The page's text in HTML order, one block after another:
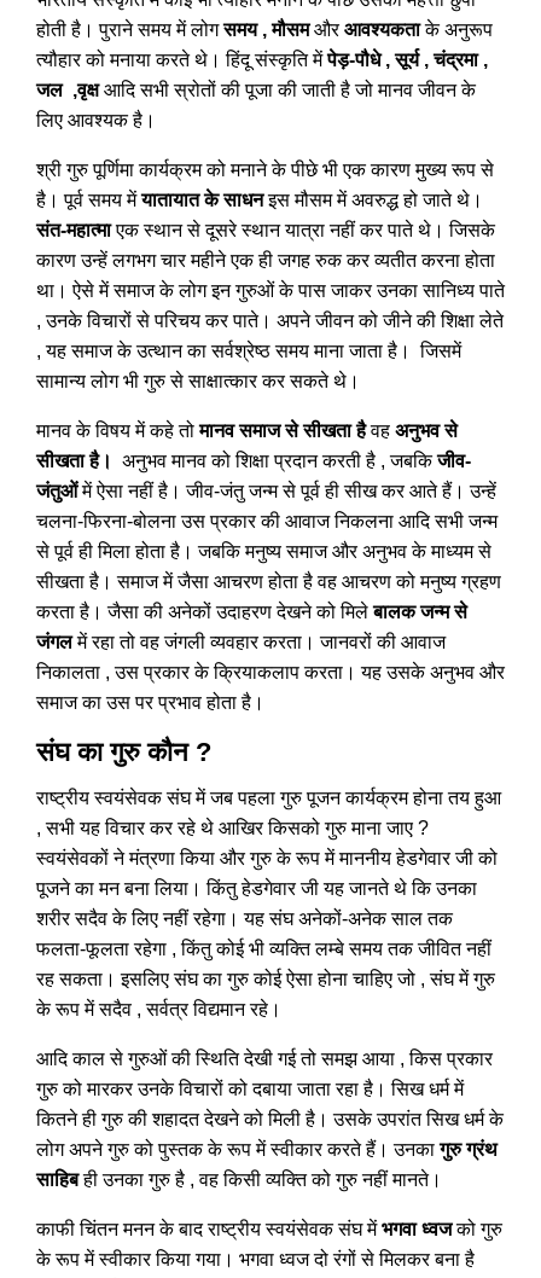
होती है। पुराने समय में लोगसमय , मौसमऔरआवश्यकताके अनुरूप
त्यौहार को मनाया करते थे। हिंदू संस्कृति मेंपेड़-पौधे , सूर्य , चंद्रमा ,
जल ,वृक्षआदि सभी स्रोतों की पूजा की जाती है जो मानव जीवन के
लिए आवश्यक है।
श्री गुरु पूर्णिमा कार्यक्रम को मनाने के पीछे भी एक कारण मुख्य रूप से
है। पूर्व समय मेंयातायात के साधनइस मौसम में अवरुद्ध हो जाते थे।
संत-महात्माएक स्थान से दूसरे स्थान यात्रा नहीं कर पाते थे। जिसके
कारण उन्हें लगभग चार महीने एक ही जगह रुक कर व्यतीत करना होता
था। ऐसे में समाज के लोग इन गुरुओं के पास जाकर उनका सानिध्य पाते
, उनके विचारों से परिचय कर पाते। अपने जीवन को जीने की शिक्षा लेते
, यह समाज के उत्थान का सर्वश्रेष्ठ समय माना जाता है। जिसमें
सामान्य लोग भी गुरु से साक्षात्कार कर सकते थे।
मानव के विषय में कहे तोमानव समाज से सीखता हैवह अनुभव से
सीखता है।
अनुभव मानव को शिक्षा प्रदान करती है , जबकिजीव-
जंतुओंमें ऐसा नहीं है। जीव-जंतु जन्म से पूर्व ही सीख कर आते हैं। उन्हें
चलना-फिरना-बोलना उस प्रकार की आवाज निकलना आदि सभी जन्म
से पूर्व ही मिला होता है। जबकि मनुष्य समाज और अनुभव के माध्यम से
सीखता है। समाज में जैसा आचरण होता है वह आचरण को मनुष्य ग्रहण
करता है। जैसा की अनेकों उदाहरण देखने को मिलेबालक जन्म से
जंगलमें रहा तो वह जंगली व्यवहार करता। जानवरों की आवाज
निकालता , उस प्रकार के क्रियाकलाप करता। यह उसके अनुभव और
समाज का उस पर प्रभाव होता है।
संघ का गुरु कौन ?
राष्ट्रीय स्वयंसेवक संघ में जब पहला गुरु पूजन कार्यक्रम होना तय हुआ
, सभी यह विचार कर रहे थे आखिर किसको गुरु माना जाए ?
स्वयंसेवकों ने मंत्रणा किया और गुरु के रूप में माननीय हेडगेवार जी को
पूजने का मन बना लिया। किंतु हेडगेवार जी यह जानते थे कि उनका
शरीर सदैव के लिए नहीं रहेगा। यह संघ अनेकों-अनेक साल तक
फलता-फूलता रहेगा , किंतु कोई भी व्यक्ति लम्बे समय तक जीवित नहीं
रह सकता। इसलिए संघ का गुरु कोई ऐसा होना चाहिए जो , संघ में गुरु
के रूप में सदैव , सर्वत्र विद्यमान रहे।
आदि काल से गुरुओं की स्थिति देखी गई तो समझ आया , किस प्रकार
गुरु को मारकर उनके विचारों को दबाया जाता रहा है। सिख धर्म में
कितने ही गुरु की शहादत देखने को मिली है। उसके उपरांत सिख धर्म के
लोग अपने गुरु को पुस्तक के रूप में स्वीकार करते हैं। उनकागुरु ग्रंथ
साहिबही उनका गुरु है , वह किसी व्यक्ति को गुरु नहीं मानते।
काफी चिंतन मनन के बाद राष्ट्रीय स्वयंसेवक संघ मेंभगवा ध्वजको गुरु
के रूप में स्वीकार किया गया। भगवा ध्वज दो रंगों से मिलकर बना है